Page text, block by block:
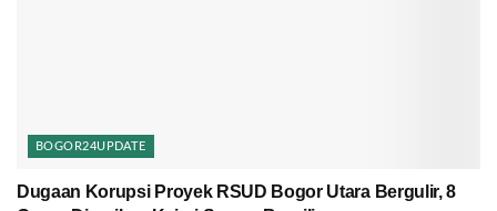
BOGOR24UPDATE
Dugaan Korupsi Proyek RSUD Bogor Utara Bergulir, 8